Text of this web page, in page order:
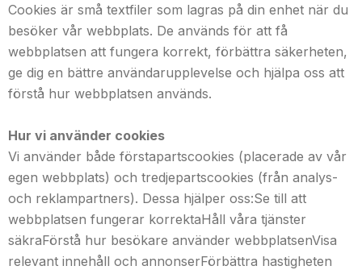
Cookies är små textfiler som lagras på din enhet när du
besöker vår webbplats. De används för att få
webbplatsen att fungera korrekt, förbättra säkerheten,
ge dig en bättre användarupplevelse och hjälpa oss att
förstå hur webbplatsen används.
Hur vi använder cookies
Vi använder både förstapartscookies (placerade av vår
egen webbplats) och tredjepartscookies (från analys-
och reklampartners). Dessa hjälper oss:Se till att
webbplatsen fungerar korrektaHåll våra tjänster
säkraFörstå hur besökare använder webbplatsenVisa
relevant innehåll och annonserFörbättra hastigheten